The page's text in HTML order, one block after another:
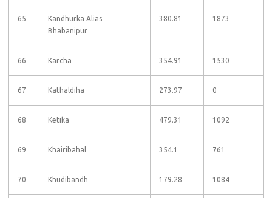
65
Kandhurka Alias
Bhabanipur
380.81 1873
66 Karcha 354.91 1530
67 Kathaldiha 273.97 0
68 Ketika 479.31 1092
69 Khairibahal 354.1 761
70 Khudibandh 179.28 1084